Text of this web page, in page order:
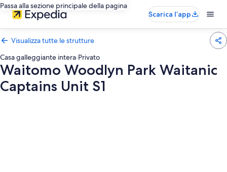
Passa alla sezione principale della pagina
Scarica l’app
Visualizza tutte le strutture
Casa galleggiante intera·Privato
Waitomo Woodlyn Park Waitanic
Captains Unit S1